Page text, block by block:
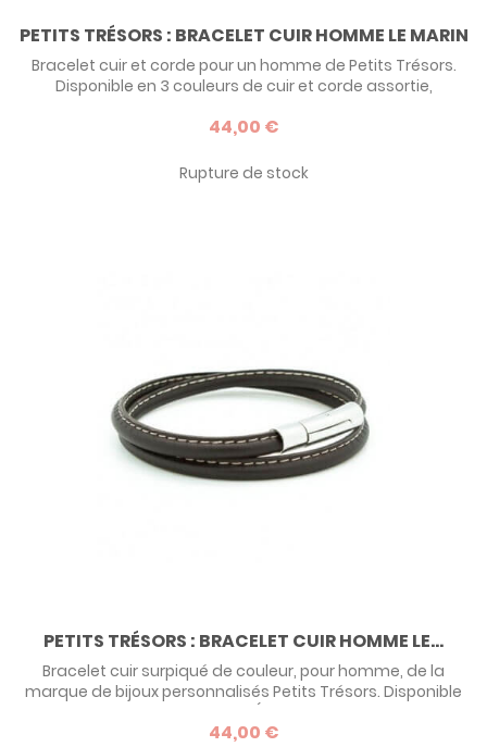
PETITS TRÉSORS : BRACELET CUIR HOMME LE MARIN
Bracelet cuir et corde pour un homme de Petits Trésors.
Disponible en 3 couleurs de cuir et corde assortie,
Le Marin est une idée de cadeau chic et tendance pour un
44,00 €
Rupture de stock
PETITS TRÉSORS : BRACELET CUIR HOMME LE...
Bracelet cuir surpiqué de couleur, pour homme, de la
marque de bijoux personnalisés Petits Trésors. Disponible
turquoise) ce bracelet est à la fois très couture et très
44,00 €